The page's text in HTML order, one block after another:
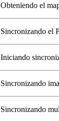
Obteniendo el
Sincronizando el
Iniciando
Sincronizando
Sincronizando